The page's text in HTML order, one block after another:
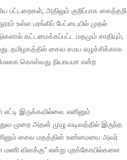
உள்ள பரங்கிப் பேட்டையில் முதல்
கட்டமைக்கப்பட்ட மதமும் சாதியும்,
தமிழகத்தில் சைவ சமய எழுச்சிக்காக
கொள்வது நியாயமா என்ற
முறை அதன் முழு வடிவத்தில் இருந்த
சைவ மதத்தின் உண்மையை அவர்
விளக்கு” என்று புறக்கோயில்களை